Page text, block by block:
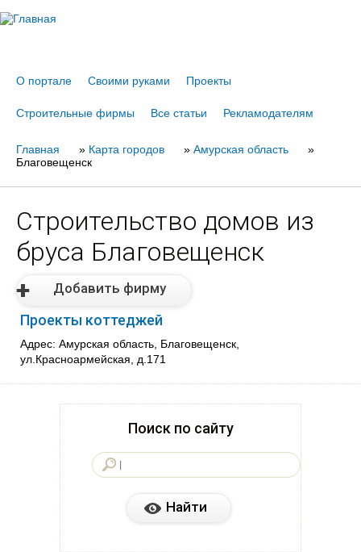
О портале Своими руками Проекты
Строительные фирмы Все статьи Рекламодателям
Вы
Главная » Карта городов » Амурская область
»
Благовещенск
Строительство домов из
бруса Благовещенск
Добавить фирму
Проекты коттеджей
Адрес: Амурская область, Благовещенск,
ул.Красноармейская, д.171
Поиск по сайту